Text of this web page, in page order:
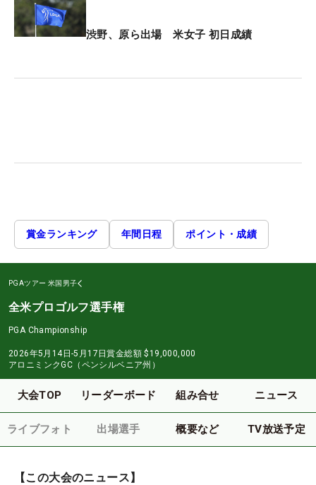
渋野、原ら出場 米女子 初日成績
賞金ランキング 年間日程 ポイント・成績
PGAツアー 米国男子
全米プロゴルフ選手権
PGA Championship
2026年5月14日-5月17日賞金総額 $19,000,000
アロニミンクGC（ペンシルベニア州）
大会TOP リーダーボード 組み合せ ニュース
ライブフォト 出場選手 概要など TV放送予定
【この大会のニュース】